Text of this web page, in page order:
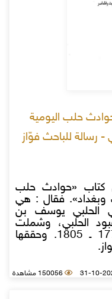
حلب اليومية
- رسالة للباحث فوّاز
كتاب «حوادث حلب
وبغداد». فقال : هي
الحلبي يوسف بن
الحلبي، وشملت
الفترة الممتدة بين عامي 1771 ـ 1805. وحققها
150056 مشاهدة